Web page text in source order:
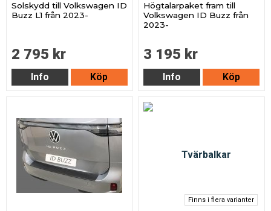
Solskydd till Volkswagen ID
Buzz L1 från 2023-
2 795 kr
Info Köp
Högtalarpaket fram till
Volkswagen ID Buzz från
2023-
3 195 kr
Info Köp
Finns i flera varianter